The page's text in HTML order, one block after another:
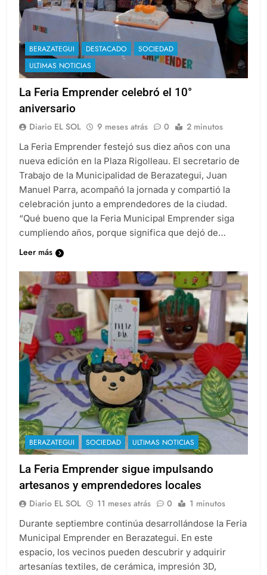
BERAZATEGUI DESTACADO
SOCIEDAD
ULTIMAS NOTICIAS
La Feria Emprender celebró el 10°
aniversario
Diario EL SOL 9 meses atrás 0 2 minutos
La Feria Emprender festejó sus diez años con una
nueva edición en la Plaza Rigolleau. El secretario de
Trabajo de la Municipalidad de Berazategui, Juan
Manuel Parra, acompañó la jornada y compartió la
celebración junto a emprendedores de la ciudad.
“Qué bueno que la Feria Municipal Emprender siga
cumpliendo años, porque significa que dejó de…
Leer más
BERAZATEGUI SOCIEDAD ULTIMAS NOTICIAS
La Feria Emprender sigue impulsando
artesanos y emprendedores locales
Diario EL SOL 11 meses atrás 0 1 minutos
Durante septiembre continúa desarrollándose la Feria
Municipal Emprender en Berazategui. En este
espacio, los vecinos pueden descubrir y adquirir
artesanías textiles, de cerámica, impresión 3D,